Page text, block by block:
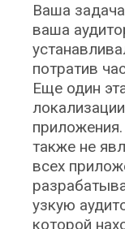
Ваша
ваша
потратив
Еще один
также не
всех
узкую
которой